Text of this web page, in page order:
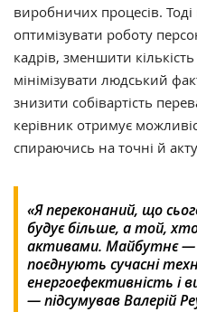
виробничих процесів. Тоді
оптимізувати роботу
кадрів, зменшити
мінімізувати людський
знизити собівартість
керівник отримує
спираючись на точні й
«Я переконаний, що
будує більше, а той,
активами. Майбутнє —
поєднують сучасні
енергоефективність і
— підсумував Валерій